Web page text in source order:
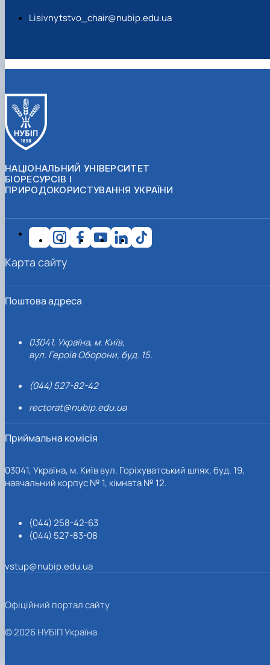
Lisivnytstvo_chair@nubip.edu.ua
НАЦІОНАЛЬНИЙ УНІВЕРСИТЕТ
БІОРЕСУРСІВ І
ПРИРОДОКОРИСТУВАННЯ УКРАЇНИ
Поштова адреса
03041, Україна, м. Київ,
вул. Героїв Оборони, буд. 15.
(044) 527-82-42
rectorat@nubip.edu.ua
Приймальна комісія
03041, Україна, м. Київ вул. Горіхуватський шлях, буд. 19,
навчальний корпус № 1, кімната № 12.
(044) 258-42-63
(044) 527-83-08
vstup@nubip.edu.ua
Карта сайту
Офіційний портал сайту
© 2026 НУБІП Україна